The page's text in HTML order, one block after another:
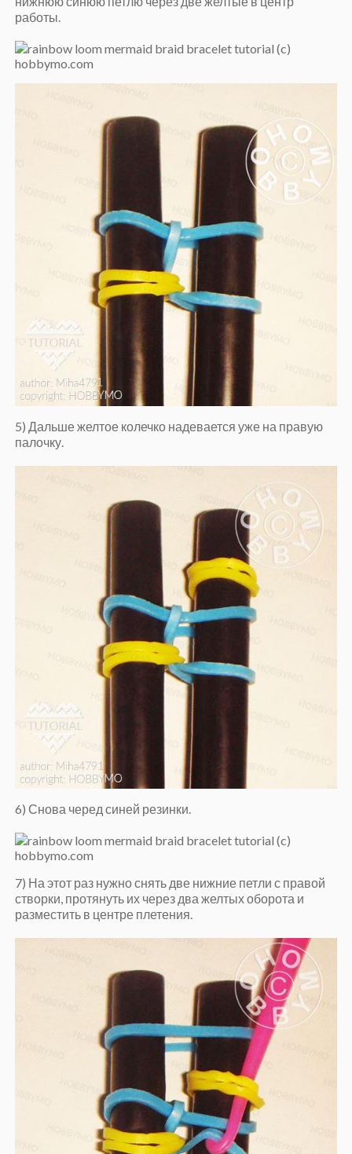
работы.
5) Дальше желтое колечко надевается уже на правую
палочку.
6) Снова черед синей резинки.
7) На этот раз нужно снять две нижние петли с правой
створки, протянуть их через два желтых оборота и
разместить в центре плетения.